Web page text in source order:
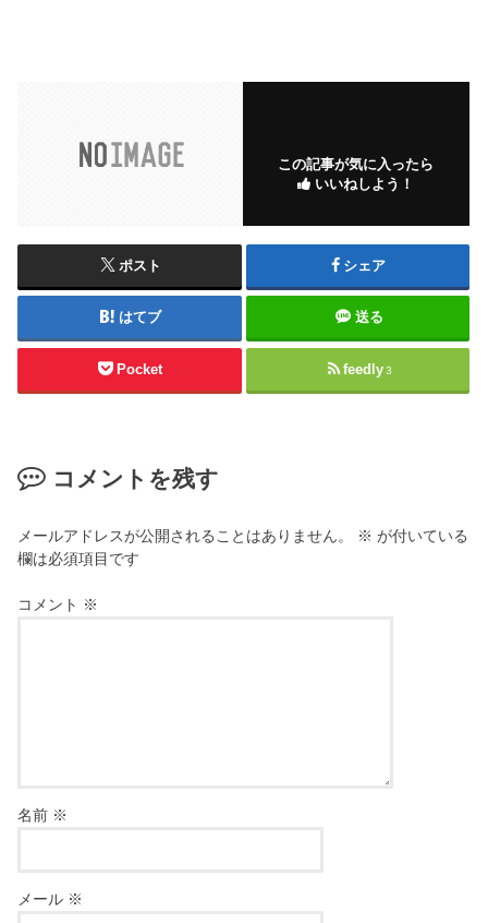
この記事が気に入ったら
いいねしよう！
ポスト シェア
はてブ 送る
Pocket feedly 3
コメントを残す
メールアドレスが公開されることはありません。 ※ が付いている
欄は必須項目です
コメント ※
名前 ※
メール ※